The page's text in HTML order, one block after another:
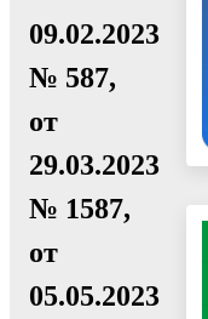
09.02.2023
№ 587,
от
29.03.2023
№ 1587,
от
05.05.2023